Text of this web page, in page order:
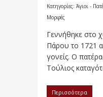
Κατηγορίες: Άγιοι -
Μορφές
Γεννήθηκε στο
Πάρου το 1721
γονείς. Ο
Τούλιος
Περισσότερα